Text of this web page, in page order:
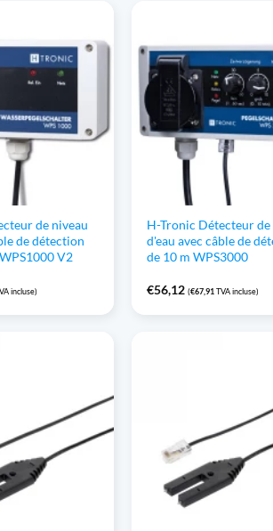
de niveau
de détection
V2
incluse)
H-Tronic Détecteur de
d'eau avec câble de
de 10 m WPS3000
€56,12 (€67,91TVA incluse)